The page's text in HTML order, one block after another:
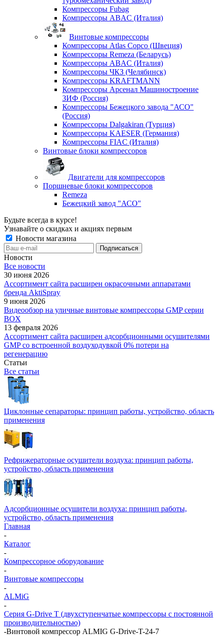
Компрессоры Fubag
Компрессоры ABAC (Италия)
Винтовые компрессоры
Компрессоры Atlas Copco (Швеция)
Компрессоры Remeza (Беларусь)
Компрессоры ABAC (Италия)
Компрессоры ЧКЗ (Челябинск)
Компрессоры KRAFTMANN
Компрессоры Арсенал Машиностроение
ЗИФ (Россия)
Компрессоры Бежецкого завода "АСО"
(Россия)
Компрессоры Dalgakiran (Турция)
Компрессоры KAESER (Германия)
Компрессоры FIAC (Италия)
Винтовые блоки компрессоров
Двигатели для компрессоров
Поршневые блоки компрессоров
Remeza
Бежецкий завод "АСО"
Будьте всегда в курсе!
Узнавайте о скидках и акциях первым
Новости магазина
Новости
Все новости
30 июня 2026
Ассортимент сайта расширен окрасочными аппаратами
бренда AktiSpray
9 июня 2026
Видеообзор на уличные винтовые компрессоры GMP серии
BOX
13 февраля 2026
Ассортимент сайта расширен адсорбционными осушителями
GMP со встроенной воздуходувкой 0% потери на
регенерацию
Статьи
Все статьи
Циклонные сепараторы: принцип работы, устройство, область
применения
Рефрижераторные осушители воздуха: принцип работы,
устройство, область применения
Адсорбционные осушители воздуха: принцип работы,
устройство, область применения
Главная
-
Каталог
-
Компрессорное оборудование
-
Винтовые компрессоры
-
ALMiG
-
Серия G-Drive T (двухступенчатые компрессоры с постоянной
производительностью)
-Винтовой компрессор ALMIG G-Drive-T-24-7